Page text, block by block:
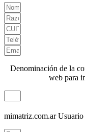
Denominación de la
web para
mimatriz.com.ar Usuario